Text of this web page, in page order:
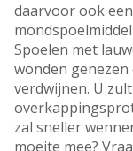
daarvoor ook
Spoelen met
wonden
verdwijnen. U
zal sneller
moeite mee?